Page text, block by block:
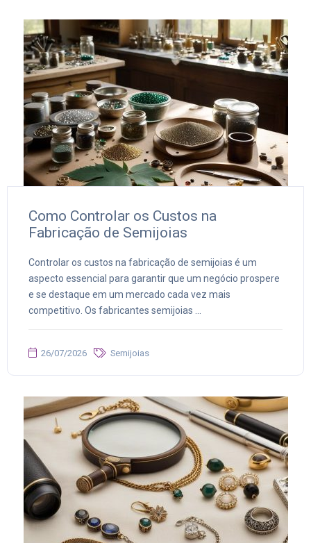
Como Controlar os Custos na
Fabricação de Semijoias
Controlar os custos na fabricação de semijoias é um
aspecto essencial para garantir que um negócio prospere
e se destaque em um mercado cada vez mais
competitivo. Os fabricantes semijoias ...
26/07/2026 Semijoias